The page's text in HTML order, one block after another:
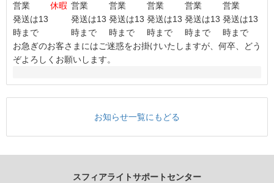
営業
発送は13
時まで
休暇 営業
発送は13
時まで
営業
発送は13
時まで
営業
発送は13
時まで
営業
発送は13
時まで
営業
発送は13
時まで
お急ぎのお客さまにはご迷惑をお掛けいたしますが、何卒、どう
ぞよろしくお願いします。
お知らせ一覧にもどる
スフィアライトサポートセンター